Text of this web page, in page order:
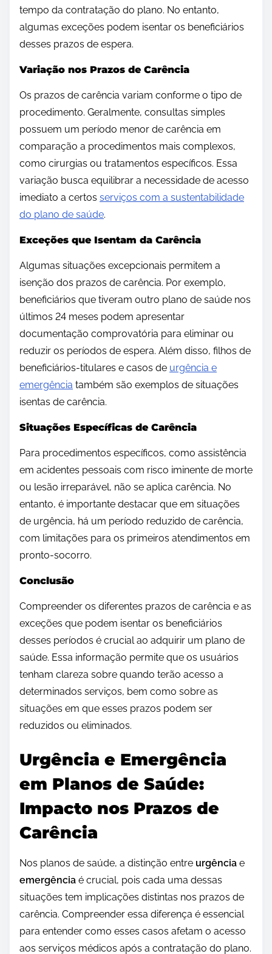
tempo da contratação do plano. No entanto,
algumas exceções podem isentar os beneficiários
desses prazos de espera.
Variação nos Prazos de Carência
Os prazos de carência variam conforme o tipo de
procedimento. Geralmente, consultas simples
possuem um período menor de carência em
comparação a procedimentos mais complexos,
como cirurgias ou tratamentos específicos. Essa
variação busca equilibrar a necessidade de acesso
imediato a certos serviços com a sustentabilidade
do plano de saúde.
Exceções que Isentam da Carência
Algumas situações excepcionais permitem a
isenção dos prazos de carência. Por exemplo,
beneficiários que tiveram outro plano de saúde nos
últimos 24 meses podem apresentar
documentação comprovatória para eliminar ou
reduzir os períodos de espera. Além disso, filhos de
beneficiários-titulares e casos de urgência e
emergência também são exemplos de situações
isentas de carência.
Situações Específicas de Carência
Para procedimentos específicos, como assistência
em acidentes pessoais com risco iminente de morte
ou lesão irreparável, não se aplica carência. No
entanto, é importante destacar que em situações
de urgência, há um período reduzido de carência,
com limitações para os primeiros atendimentos em
pronto-socorro.
Conclusão
Compreender os diferentes prazos de carência e as
exceções que podem isentar os beneficiários
desses períodos é crucial ao adquirir um plano de
saúde. Essa informação permite que os usuários
tenham clareza sobre quando terão acesso a
determinados serviços, bem como sobre as
situações em que esses prazos podem ser
reduzidos ou eliminados.
Urgência e Emergência
em Planos de Saúde:
Impacto nos Prazos de
Carência
Nos planos de saúde, a distinção entre urgência e
emergência é crucial, pois cada uma dessas
situações tem implicações distintas nos prazos de
carência. Compreender essa diferença é essencial
para entender como esses casos afetam o acesso
aos serviços médicos após a contratação do plano.